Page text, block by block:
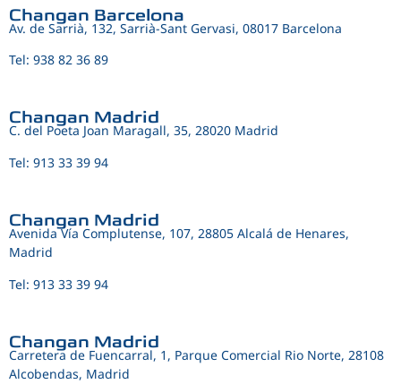
Changan Barcelona
Av. de Sarrià, 132, Sarrià-Sant Gervasi, 08017 Barcelona
Tel: 938 82 36 89
Changan Madrid
C. del Poeta Joan Maragall, 35, 28020 Madrid
Tel: 913 33 39 94
Changan Madrid
Avenida Vía Complutense, 107, 28805 Alcalá de Henares,
Madrid
Tel: 913 33 39 94
Changan Madrid
Carretera de Fuencarral, 1, Parque Comercial Rio Norte, 28108
Alcobendas, Madrid